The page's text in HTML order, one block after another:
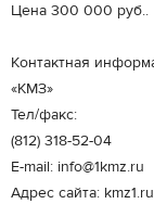
Цена 300 000 руб..
Контактная
«КМЗ»
Тел/факс:
(812) 318-52-04
E-mail: info@1kmz.ru
Адрес сайта: